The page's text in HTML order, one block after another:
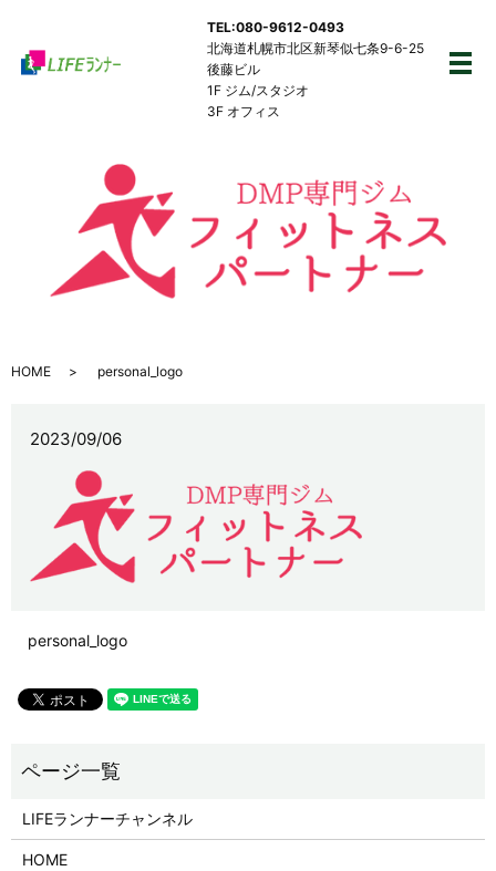
メ
TEL:080-9612-0493
北海道札幌市北区新琴似七条9-6-25
後藤ビル
1F ジム/スタジオ
3F オフィス
HOME personal_logo
2023/09/06
personal_logo
LIFEランナーチャンネル
HOME